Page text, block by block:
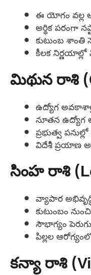
ఈ యోగం వల్ల
అర్థిక పరంగా
కుటుంబ శాంతి
కీలక
మిథున రాశి
ఉద్యోగ
నూతన ఉద్యోగ
ప్రభుత్వ
విదేశీ ప్రయాణ
సింహ రాశి
వ్యాపార
కుటుంబం
సౌభాగ్యం
పిల్లల
కన్యా రాశి